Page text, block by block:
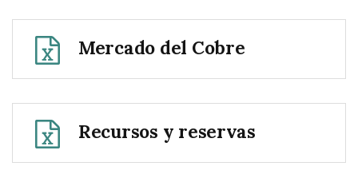
Mercado del Cobre
Recursos y reservas